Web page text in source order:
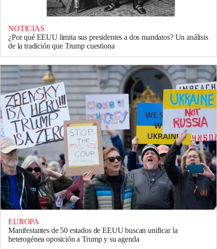
NOTICIAS
¿Por qué EEUU limita sus presidentes a dos mandatos? Un análisis
de la tradición que Trump cuestiona
EUROPA
Manifestantes de 50 estados de EEUU buscan unificar la
heterogénea oposición a Trump y su agenda